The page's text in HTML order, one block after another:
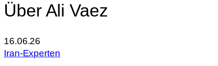
Über Ali Vaez
16.06.26
Iran-Experten